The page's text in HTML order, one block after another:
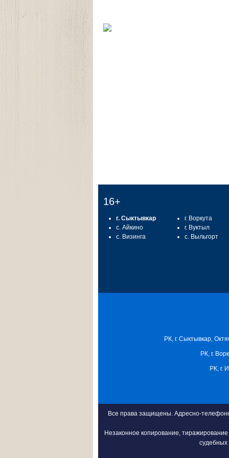
16+
г. Сыктывкар
с. Айкино
с. Визинга
г. Воркута
г. Вуктыл
с. Выльгорт
РК, г. Сыктывкар,
РК, г.
РК, г.
Все права защищены. Адресно-
Незаконное копирование,
судебных